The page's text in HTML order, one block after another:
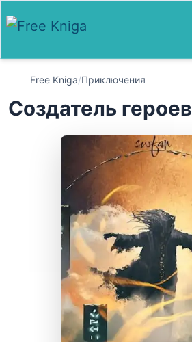
Free Kniga/Приключения
Создатель героев